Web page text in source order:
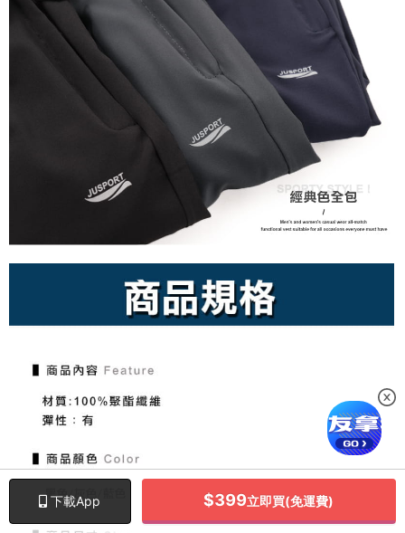
下載App $399立即買(免運費)